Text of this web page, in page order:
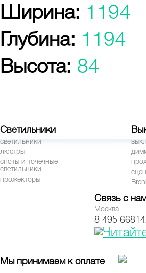
Ширина: 1194
Глубина: 1194
Высота: 84
Светильники
светильники
люстры
споты и точечные
светильники
прожекторы
Связь с
Москва
8 495
Мы принимаем к оплате